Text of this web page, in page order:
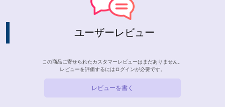
ユーザーレビュー
この商品に寄せられたカスタマーレビューはまだありません。
レビューを評価するには ログインが必要です。
レビューを書く